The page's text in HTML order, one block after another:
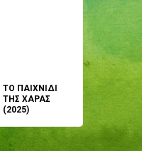
ΤΟ ΠΑΙΧΝΙΔΙ
ΤΗΣ ΧΑΡΑΣ
(2025)
μου;
(2024)